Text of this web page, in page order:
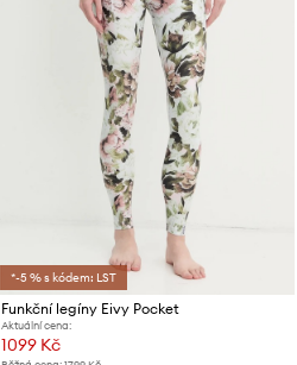
*-5 % s kódem: LST
Funkční legíny Eivy Pocket
Aktuální cena:
1099 Kč